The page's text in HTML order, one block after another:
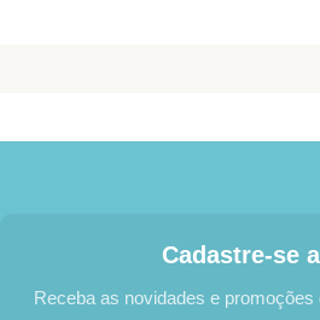
Cadastre-se
Receba as novidades e promoções